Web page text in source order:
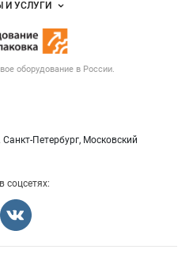
оборудование в России.
Петербург, Московский
рекламы
оферта
информация
персональных данных
И УСЛУГИ
для пищепрома
и упаковка
соцсетях: